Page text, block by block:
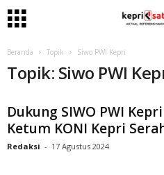
Beranda Topik Siwo PWI Kepri
Topik: Siwo PWI
Dukung SIWO PWI
Ketum KONI Kepri
Redaksi - 17 Agustus 2024